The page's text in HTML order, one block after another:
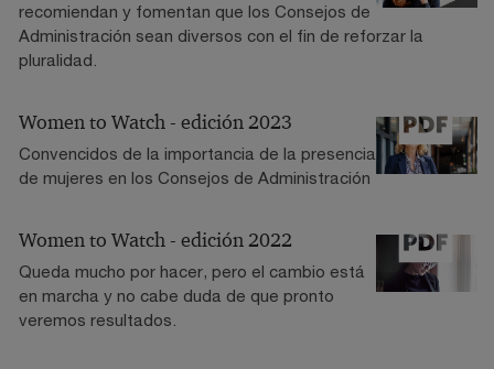
recomiendan y fomentan que los Consejos de
Administración sean diversos con el fin de reforzar la
pluralidad.
Women to Watch - edición 2023
Convencidos de la importancia de la presencia
de mujeres en los Consejos de Administración
Women to Watch - edición 2022
Queda mucho por hacer, pero el cambio está
en marcha y no cabe duda de que pronto
veremos resultados.